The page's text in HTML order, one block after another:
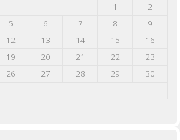
1
2
5 6 7 8
9
12 13 14 15
16
19 20 21 22
23
26 27 28 29
30